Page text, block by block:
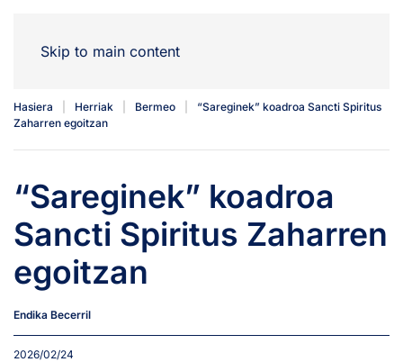
Skip to main content
Hasiera Herriak Bermeo
“Sareginek” koadroa Sancti Spiritus
Zaharren egoitzan
“Sareginek” koadroa
Sancti Spiritus Zaharren
egoitzan
Endika Becerril
2026/02/24